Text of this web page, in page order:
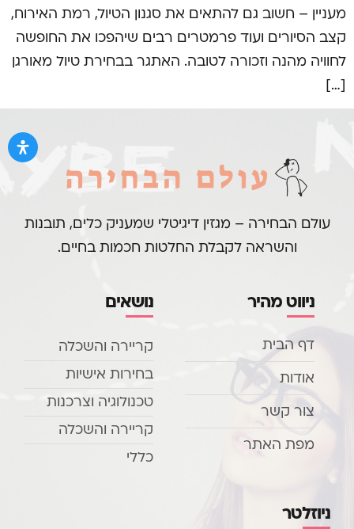
מעניין – חשוב גם להתאים את סגנון הטיול, רמת האירוח,
קצב הסיורים ועוד פרמטרים רבים שיהפכו את החופשה
לחוויה מהנה וזכורה לטובה. האתגר בבחירת טיול מאורגן
[…]
עולם הבחירה – מגזין דיגיטלי שמעניק כלים, תובנות
והשראה לקבלת החלטות חכמות בחיים.
ניווט מהיר
דף הבית
אודות
צור קשר
מפת האתר
נושאים
קריירה והשכלה
בחירות אישיות
טכנולוגיה וצרכנות
קריירה והשכלה
כללי
ניוזלטר